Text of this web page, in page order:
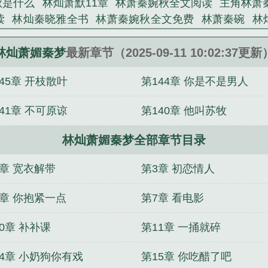
什么 林灿萧默11章 林萧秦婉秋全文阅读
主角林萧
林灿秦晓雅全书 林萧秦婉秋全文免费 林萧秦碗
林
读 林萧萧和秦婉秋的叫什么名字 林灿萧媚最新章节
新章节
林萧秦婉秋短剧叫什么名 林萧秦婉婷 主角
版 爱神降临by虞昭陆思存笔趣阁 宋金金陆砚川离婚
笔趣阁 喻乐之卫明七零军婚：媳妇儿她武力值爆表完
学大佬行不行？完整版 宋金金陆砚川
尹素素尹小乐
爆表by喻乐之秦禹笔趣阁
虞昭陆思存爱神降临百度
妈妈的奴隶完整版
灿萧媚秦梦最新章节（2025-09-11 10:02:37更新
章 开枝散叶 第144章 你是不是男人
章 不可原谅 第140章 他叫苏牧
林灿萧媚秦梦全部章节目录
宽衣解带 第3章 初恋情人
你抱紧一点 第7章 看电影
章 补补课 第11章 一捅就碎
章 小奶狗你有戏 第15章 你吃醋了吧